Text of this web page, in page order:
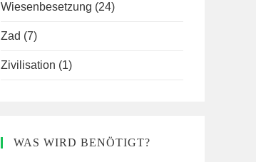
Wiesenbesetzung (24)
Zad (7)
Zivilisation (1)
WAS WIRD BENÖTIGT?